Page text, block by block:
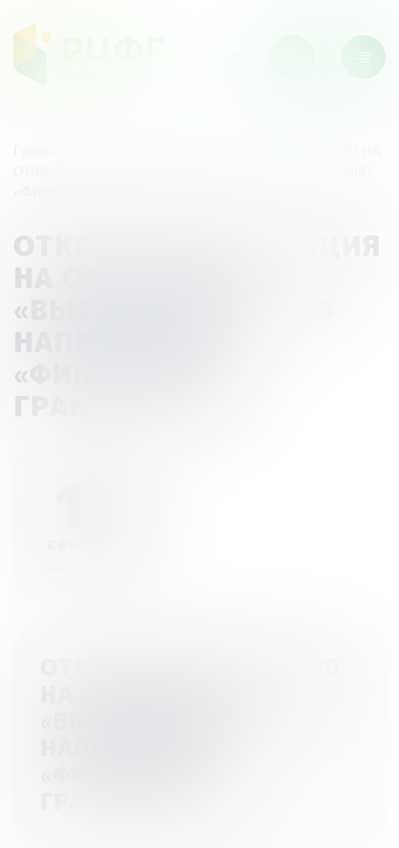
ОТКРЫТА РЕГИСТРАЦИЯ
НА ОЛИМПИАДУ
«ВЫСШАЯ ПРОБА» ПО
НАПРАВЛЕНИЮ
«ФИНАНСОВАЯ
ГРАМОТНОСТЬ»